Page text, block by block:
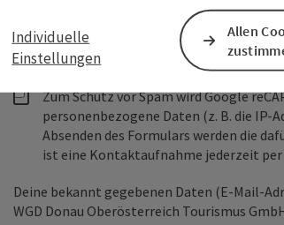
Zum Schutz vor Spam wird Google
personenbezogene Daten (z. B. die
Absenden des Formulars werden die
ist eine Kontaktaufnahme jederzeit per
Deine bekannt gegebenen Daten (E-Mail-
WGD Donau Oberösterreich Tourismus
Individuelle
Einstellungen
Allen